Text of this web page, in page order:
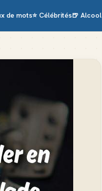
de mots⭐ Célébrités🍺 Alcool